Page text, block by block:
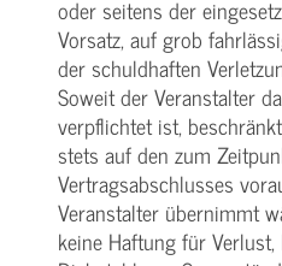
oder seitens der
Vorsatz, auf grob
der schuldhaften
Soweit der Veranstalter
verpflichtet ist,
stets auf den zum
Vertragsabschlusses
Veranstalter übernimmt
keine Haftung für